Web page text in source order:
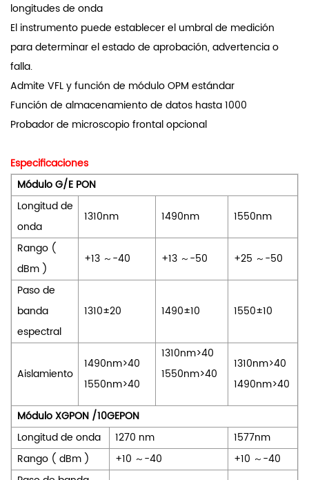
longitudes de onda
El instrumento puede establecer el umbral de medición
para determinar el estado de aprobación, advertencia o
falla.
Admite VFL y función de módulo OPM estándar
Función de almacenamiento de datos hasta 1000
Probador de microscopio frontal opcional
Especificaciones
Módulo G/E PON
Longitud de
onda
1310nm 1490nm
1550nm
Rango (
dBm )
+13 ～-40 +13 ～-50 +25 ～-50
Paso de
banda
espectral
1310±20 1490±10 1550±10
Aislamiento
1490nm>40
1550nm>40
1310nm>40
1550nm>40
1310nm>40
1490nm>40
Módulo XGPON /10GEPON
Longitud de onda
1270 nm
1577nm
Rango ( dBm ) +10 ～-40 +10 ～-40